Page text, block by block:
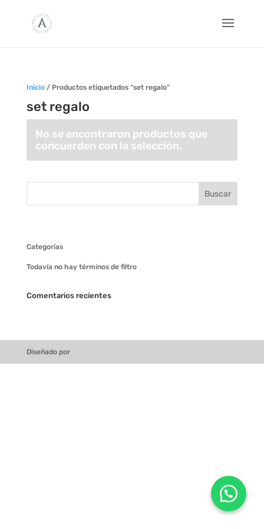
Inicio/ Productos etiquetados “set regalo”
set regalo
No se encontraron productos que
concuerden con la selección.
Categorías
Todavía no hay términos de filtro
Comentarios recientes
Diseñado por